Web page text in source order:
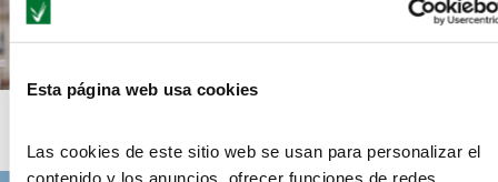
Esta página web usa cookies
Las cookies de este sitio web se usan para personalizar el
contenido y los anuncios, ofrecer funciones de redes